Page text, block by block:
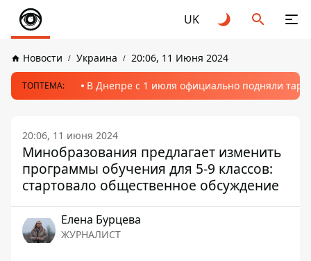
UK
Новости Украина 20:06, 11 Июня 2024
ТОПТЕМА: В Днепре с 1 июля официально подняли
20:06, 11 июня 2024
Минобразования предлагает изменить
программы обучения для 5-9 классов:
стартовало общественное обсуждение
Елена Бурцева
ЖУРНАЛИСТ